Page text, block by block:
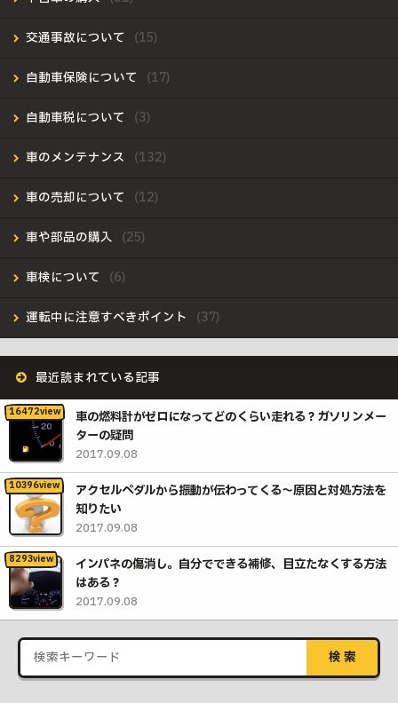
交通事故について
自動車保険について
自動車税について
車のメンテナンス
車の売却について
車や部品の購入
車検について
運転中に注意すべきポイント
最近読まれている記事
車の燃料計がゼロになってどのくらい走れる？ガソリンメー
ターの疑問
2017.09.08
アクセルペダルから振動が伝わってくる〜原因と対処方法を
知りたい
2017.09.08
インパネの傷消し。自分でできる補修、目立たなくする方法
はある？
2017.09.08